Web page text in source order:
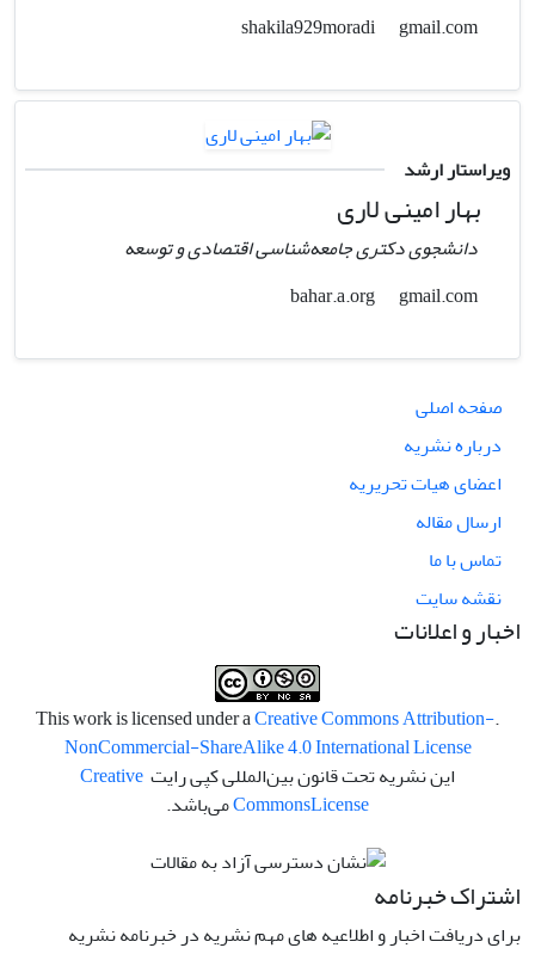
gmail.com
ویراستار ارشد
بهار امینی لاری
دانشجوی دکتری جامعه‌شناسی اقتصادی و توسعه
gmail.com
صفحه اصلی
درباره نشریه
اعضای هیات تحریریه
ارسال مقاله
تماس با ما
نقشه سایت
اخبار و اعلانات
.This work is licensed under a
Creative Commons Attribution-
NonCommercial-ShareAlike 4.0 International License
این نشریه تحت قانون بین‌المللی کپی رایت Creative
CommonsLicense می‌باشد.
اشتراک خبرنامه
برای دریافت اخبار و اطلاعیه های مهم نشریه در خبرنامه نشریه